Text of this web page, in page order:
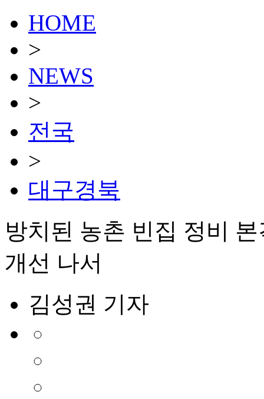
HOME
>
NEWS
>
전국
>
대구경북
방치된 농촌 빈집 정비
개선 나서
김성권 기자